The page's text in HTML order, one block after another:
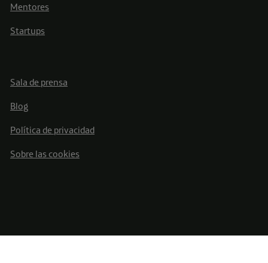
Mentores
Startups
Sala de prensa
Blog
Política de privacidad
Sobre las cookies